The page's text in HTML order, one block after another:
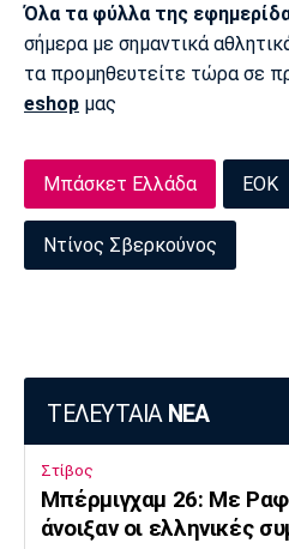
Όλα τα φύλλα της
σήμερα με σημαντικά
τα προμηθευτείτε τώρα σε
eshop μας
Μπάσκετ Ελλάδα ΕΟΚ
Ντίνος Σβερκούνος
ΤΕΛΕΥΤΑΙΑ ΝΕΑ
Στίβος
Μπέρμιγχαμ 26: Με
άνοιξαν οι ελληνικές